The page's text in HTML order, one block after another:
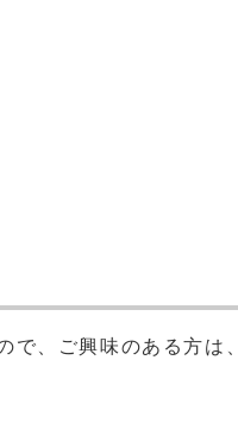
、ご興味のある方は、